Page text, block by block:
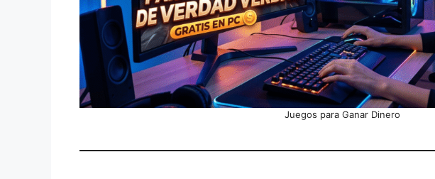
Juegos para Ganar Dinero